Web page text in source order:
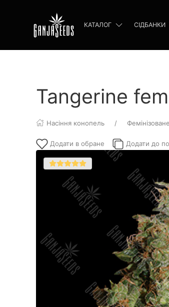
КАТАЛОГ СІДБАНКИ
Tangerine
Насіння конопель
Додати в обране Додати до